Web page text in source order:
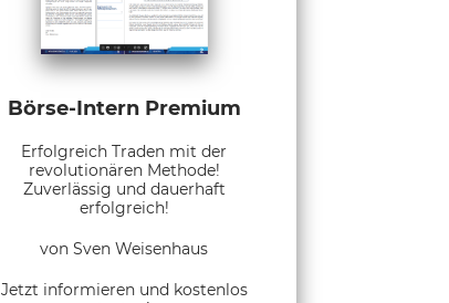
Börse-Intern Premium
Erfolgreich Traden mit der
revolutionären Methode!
Zuverlässig und dauerhaft
erfolgreich!
von Sven Weisenhaus
Jetzt informieren und kostenlos